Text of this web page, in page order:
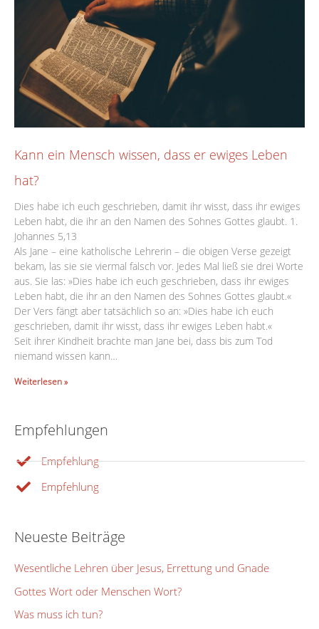
Kann ein Mensch wissen, dass er ewiges Leben
hat?
Dies habe ich euch geschrieben, damit ihr wisst, dass ihr ewiges
Leben habt, die ihr an den Namen des Sohnes Gottes glaubt. 1.
Johannes 5,13
Als Jane – eine katholische Lehrerin – die obigen Verse gezeigt
bekam, las sie sie viermal falsch vor. Jedes Mal ließ sie drei Worte
aus. Sie las: »Dies habe ich euch geschrieben, dass ihr ewiges
Leben habt, die ihr an den Namen des Sohnes Gottes glaubt.«
Der Vers fängt aber tatsächlich so an: »Dies habe ich euch
geschrieben, damit ihr wisst, dass ihr ewiges Leben habt.«
Seit ihrer Kindheit brachte man Jane bei, dass bis zum Tod
niemand wissen kann…
Weiterlesen »
Empfehlungen
Empfehlung
Empfehlung
Neueste Beiträge
Wesentliche Lehren über Jesus, Errettung und Gnade
Gottes Wort oder Menschen Wort?
Was muss ich tun?